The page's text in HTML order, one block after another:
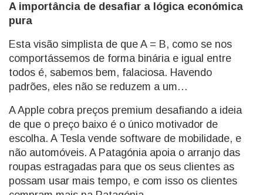
A importância de desafiar a lógica económica
pura
Esta visão simplista de que A = B, como se nos
comportássemos de forma binária e igual entre
todos é, sabemos bem, falaciosa. Havendo
padrões, eles não se reduzem a um…
A Apple cobra preços premium desafiando a ideia
de que o preço baixo é o único motivador de
escolha. A Tesla vende software de mobilidade, e
não automóveis. A Patagónia apoia o arranjo das
roupas estragadas para que os seus clientes as
possam usar mais tempo, e com isso os clientes